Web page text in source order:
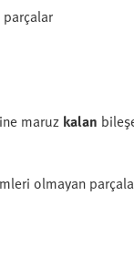
maruz kalan
olmayan